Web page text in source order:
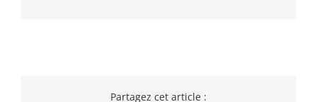
Partagez cet article :